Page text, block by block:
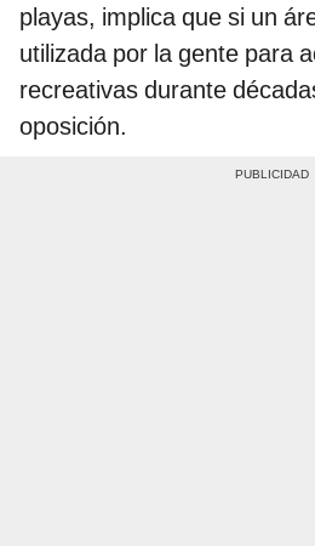
playas, implica que si un
utilizada por la gente para
recreativas durante
oposición.